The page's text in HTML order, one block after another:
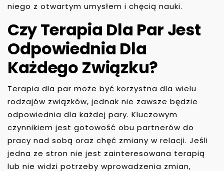
niego z otwartym umysłem i chęcią nauki.
Czy Terapia Dla Par Jest
Odpowiednia Dla
Każdego Związku?
Terapia dla par może być korzystna dla wielu
rodzajów związków, jednak nie zawsze będzie
odpowiednia dla każdej pary. Kluczowym
czynnikiem jest gotowość obu partnerów do
pracy nad sobą oraz chęć zmiany w relacji. Jeśli
jedna ze stron nie jest zainteresowana terapią
lub nie widzi potrzeby wprowadzenia zmian,